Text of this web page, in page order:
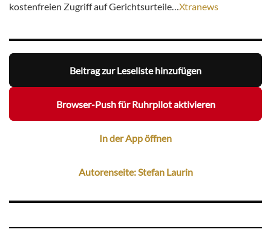
kostenfreien Zugriff auf Gerichtsurteile…Xtranews
Beitrag zur Leseliste hinzufügen
Browser-Push für Ruhrpilot aktivieren
In der App öffnen
Autorenseite: Stefan Laurin